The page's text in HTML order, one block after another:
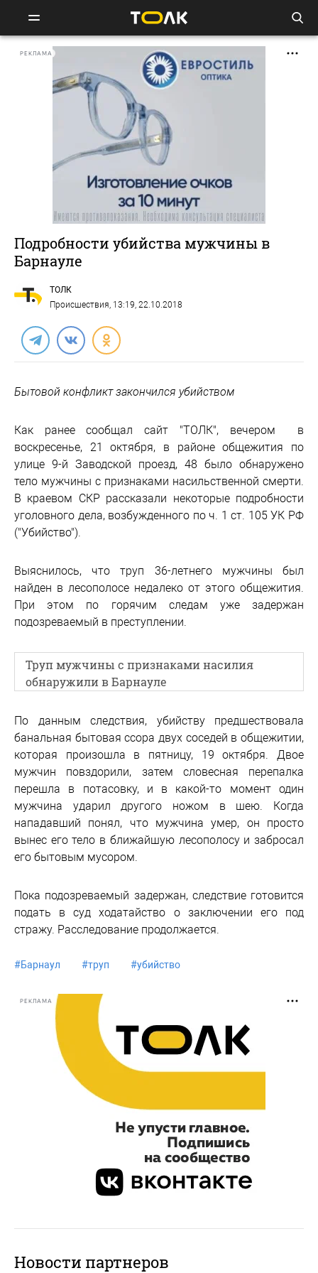
РЕКЛАМА
Подробности убийства мужчины в
Барнауле
ТОЛК
Происшествия, 13:19, 22.10.2018
Бытовой конфликт закончился убийством
Как ранее сообщал сайт "ТОЛК", вечером в
воскресенье, 21 октября, в районе общежития по
улице 9-й Заводской проезд, 48 было обнаружено
тело мужчины с признаками насильственной смерти.
В краевом СКР рассказали некоторые подробности
уголовного дела, возбужденного по ч. 1 ст. 105 УК РФ
("Убийство").
Выяснилось, что труп 36-летнего мужчины был
найден в лесополосе недалеко от этого общежития.
При этом по горячим следам уже задержан
подозреваемый в преступлении.
Труп мужчины с признаками насилия
обнаружили в Барнауле
По данным следствия, убийству предшествовала
банальная бытовая ссора двух соседей в общежитии,
которая произошла в пятницу, 19 октября. Двое
мужчин повздорили, затем словесная перепалка
перешла в потасовку, и в какой-то момент один
мужчина ударил другого ножом в шею. Когда
нападавший понял, что мужчина умер, он просто
вынес его тело в ближайшую лесополосу и забросал
его бытовым мусором.
Пока подозреваемый задержан, следствие готовится
подать в суд ходатайство о заключении его под
стражу. Расследование продолжается.
#Барнаул #труп #убийство
РЕКЛАМА
Новости партнеров